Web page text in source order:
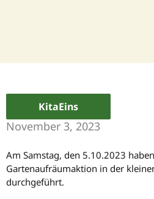
KitaEins
November 3, 2023
Am Samstag, den 5.10.2023
Gartenaufräumaktion in der
durchgeführt.